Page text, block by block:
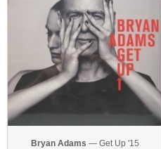
Bryan Adams — Get Up '15